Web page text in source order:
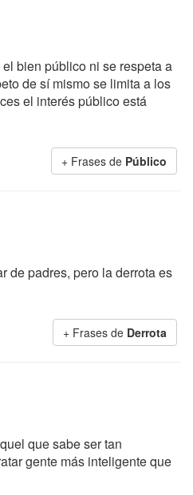
bien público ni se respeta a
de sí mismo se limita a los
el interés público está
+ Frases de Público
de padres, pero la derrota es
+ Frases de Derrota
que sabe ser tan
gente más inteligente que